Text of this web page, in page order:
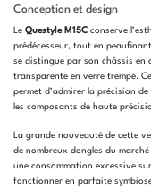
Conception et design
Le Questyle M15C conserve
prédécesseur, tout en
se distingue par son châssis en
transparente en verre trempé.
permet d’admirer la précision
les composants de haute
La grande nouveauté de cette
de nombreux dongles du
une consommation excessive
fonctionner en parfaite